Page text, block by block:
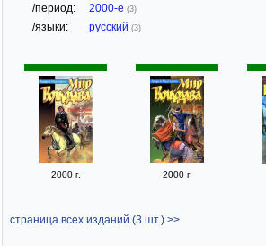
/период: 2000-е (3)
/языки: русский (3)
2000 г. 2000 г.
страница всех изданий (3 шт.) >>